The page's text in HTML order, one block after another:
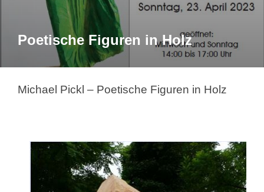
Poetische Figuren in Holz
Michael Pickl – Poetische Figuren in Holz